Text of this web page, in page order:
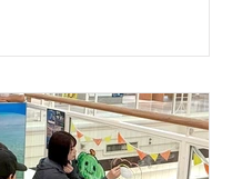
まちをそっとつなぐアート
りました。 今回のテーマは
× 京都 × 奈良」。雪や冬の
を基調にしながら、地域な
らしさ”を織り交ぜ、ガラス